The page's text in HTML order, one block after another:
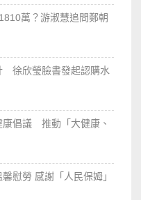
萬？游淑慧追問鄭朝
徐欣瑩臉書發起認購水
康倡議 推動「大健康、
慰勞 感謝「人民保姆」